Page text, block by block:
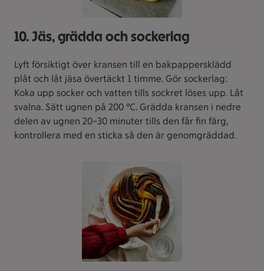
10. Jäs, grädda och sockerlag
Lyft försiktigt över kransen till en bakpappersklädd
plåt och låt jäsa övertäckt 1 timme. Gör sockerlag:
Koka upp socker och vatten tills sockret löses upp. Låt
svalna. Sätt ugnen på 200 °C. Grädda kransen i nedre
delen av ugnen 20–30 minuter tills den får fin färg,
kontrollera med en sticka så den är genomgräddad.